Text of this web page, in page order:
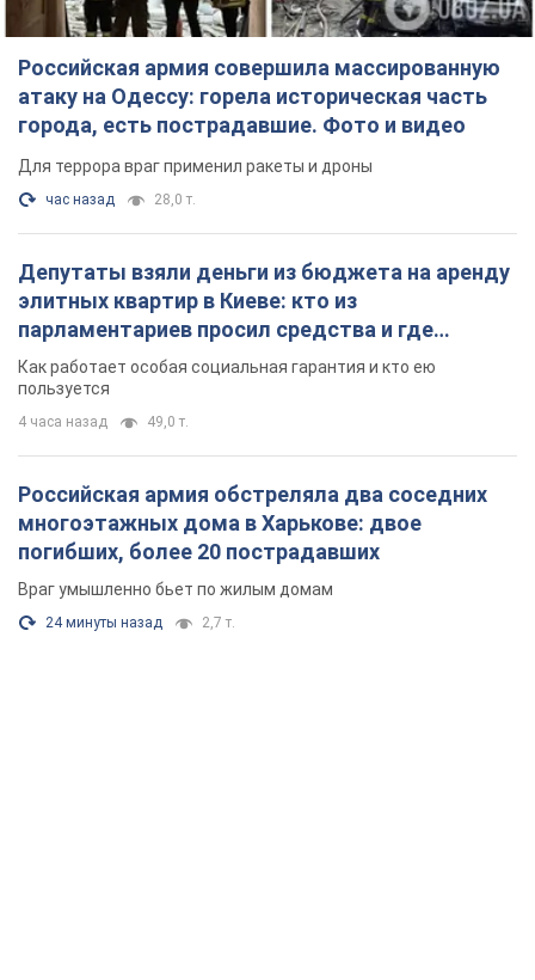
Российская армия совершила массированную
атаку на Одессу: горела историческая часть
города, есть пострадавшие. Фото и видео
Для террора враг применил ракеты и дроны
час назад 28,0 т.
Депутаты взяли деньги из бюджета на аренду
элитных квартир в Киеве: кто из
парламентариев просил средства и где
поселился
Как работает особая социальная гарантия и кто ею
пользуется
4 часа назад 49,0 т.
Российская армия обстреляла два соседних
многоэтажных дома в Харькове: двое
погибших, более 20 пострадавших
Враг умышленно бьет по жилым домам
24 минуты назад 2,7 т.